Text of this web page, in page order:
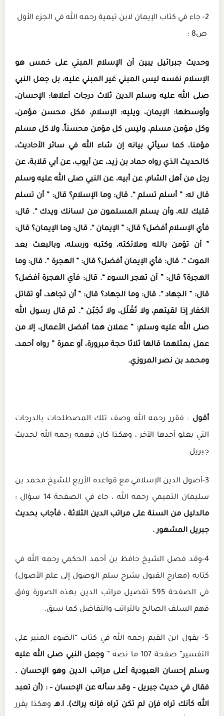
2- جاء في كتاب الإيمان لابن تيمية رحمه الله في الجزء الأول
ص8 :
وحديث جبرائيل يبين أن الإسلام المبني على خمس هو
الإسلام نفسه ليس المبني غير المبني عليه، بل جعل النبي
صلى الله عليه وسلم الدين ثلاث درجات أعلاها: الإحسان،
وأوسطها: الإيمان، ويليه: الإسلام، فكل محسن مؤمن،
وكل مؤمن مسلم، وليس كل مؤمن محسناً، ولا كل مسلم
مؤمنا، كما سيأتي بيانه إن شاء الله في سائر الأحاديث،
كالحديث الذي رواه حماد بن زيد، عن أيوب، عن أبي قلابة، عن
رجل من أهل الشام، عن أبيه، عن النبي صلى الله عليه وسلم
قال له: ” أسلم تسلم “. قال: وما الإسلام؟ قال: ” أن تسلم
قلبك لله، وأن يسلم المسلمون من لسانك ويدك “. قال:
فأي الإسلام أفضل؟ قال: ” الإيمان “. قال: وما الإيمان؟ قال:
” أن تؤمن بالله وملائكته، وكتبه ورسله، وبالبعث بعد
الموت “. قال: فأي الإيمان أفضل؟ قال: ” الهجرة “. قال: وما
الهجرة؟ قال: ” أن تهجر السوء “. قال: فأي الهجرة أفضل؟
قال: ” الجهاد “. قال: وما الجهاد؟ قال: ” أن تجاهد، أو تقاتل
الكفار إذا لقيتهم، ولا تَغْلُل، ولا تَجْبُن “. ثم قال رسول الله
صلى الله عليه وسلم: ” عملان هما أفضل الأعمال، إلا من
عمل بمثلهما قالها ثلاثا حجة مبرورة، أو عمرة ” رواه أحمد،
ومحمد بن نصر المروزي.
أقول : فقرر رحمه الله وصف تلك المصطلحات بالدرجات
التي يعلو أحدها الآخر ، وهكذا كان فهمه رحمه الله لحديث
جبريل.
3-أصول الدين الإسلامي مع قواعده الأربع للشيخ محمد بن
سليمان التميمي رحمه الله ، جاء في الصفحة 14 سؤال :
مالدليل من السنة على مراتب الدين الثلاثة ، فأجاب بحديث
جبريل المشهور .
4-وقد فصل الشيخ حافظ بن أحمد الحكمي رحمه الله في
كتابه (معارج القبول بشرح سلم الوصول إلى علم الأصول)
في الصفحة 595 تفصيل مراتب الدين بهذه الصورة وفق
فهم السلف الصالح بالتراتب والتفاضل كما سبق.
5- يقول ابن القيم رحمه الله في كتاب “الضوء المنير على
التفسير” صفحة 107 ما نصه ”
وجعل النبي صلى الله عليه
وسلم إحسان العبودية أعلى مراتب الدين وهو الإحسان .
فقال في حديث جبريل – وقد سأله عن الإحسان – : (أن تعبد
الله كأنك تراه فإن لم تكن تراه فإنه يراك). ا.هـوهكذا يقرر